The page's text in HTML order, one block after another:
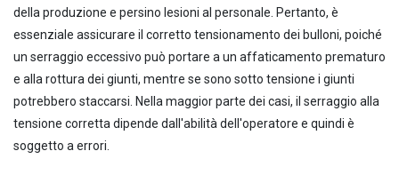
della produzione e persino lesioni al personale. Pertanto, è
essenziale assicurare il corretto tensionamento dei bulloni, poiché
un serraggio eccessivo può portare a un affaticamento prematuro
e alla rottura dei giunti, mentre se sono sotto tensione i giunti
potrebbero staccarsi. Nella maggior parte dei casi, il serraggio alla
tensione corretta dipende dall'abilità dell'operatore e quindi è
soggetto a errori.